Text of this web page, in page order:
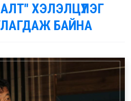
ХЭЛЭЛЦҮҮЛЭГ
БАЙНА